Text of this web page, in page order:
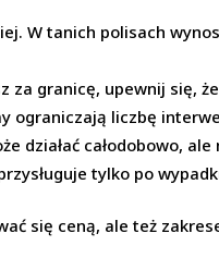
W tanich polisach
za granicę, upewnij się,
ograniczają liczbę
działać całodobowo,
tylko po
się ceną, ale też